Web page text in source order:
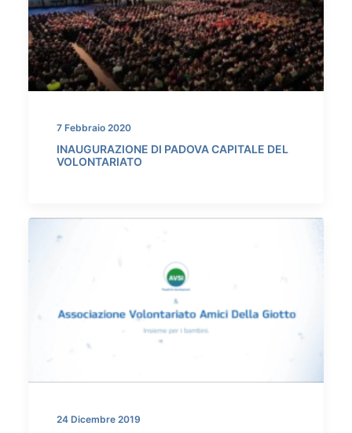
7 Febbraio 2020
INAUGURAZIONE DI PADOVA CAPITALE DEL
VOLONTARIATO
24 Dicembre 2019